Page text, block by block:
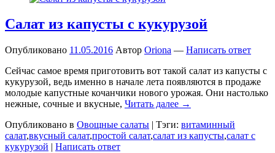
Салат из капусты с кукурузой
Опубликовано 11.05.2016 Автор Oriona — Написать ответ
Сейчас самое время приготовить вот такой салат из капусты с
кукурузой, ведь именно в начале лета появляются в продаже
молодые капустные кочанчики нового урожая. Они настолько
нежные, сочные и вкусные, Читать далее →
Опубликовано в Овощные салаты | Тэги: витаминный
салат,вкусный салат,простой салат,салат из капусты,салат с
кукурузой | Написать ответ